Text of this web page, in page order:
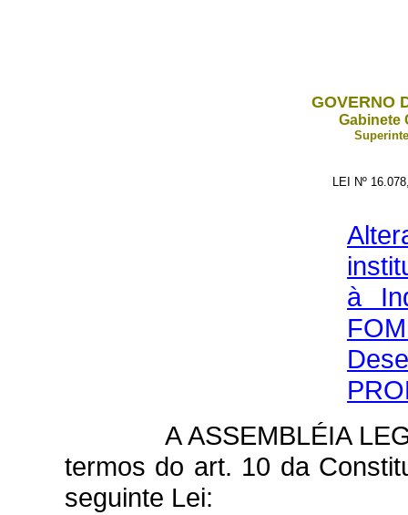
GOVERNO
Gabinete
LEI Nº
à
A ASSEMBLÉIA
termos do art. 10 da
seguinte Lei: